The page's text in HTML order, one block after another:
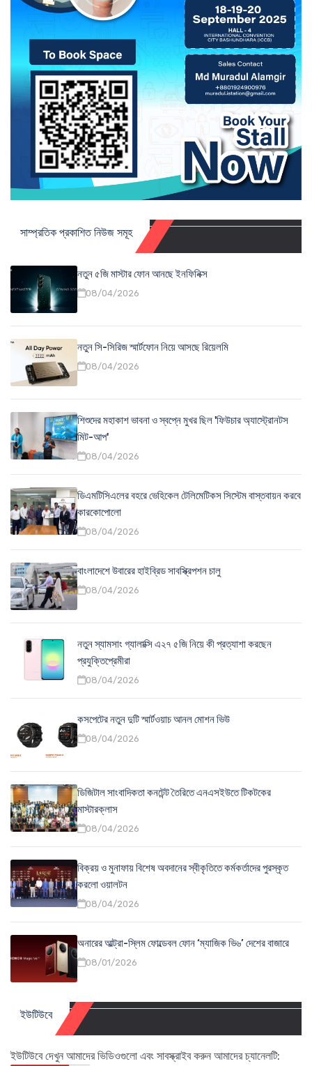
সাম্প্রতিক প্রকাশিত নিউজ সমূহ
নতুন ৫জি মাস্টার ফোন আনছে ইনফিনিক্স
08/04/2026
নতুন সি-সিরিজ স্মার্টফোন নিয়ে আসছে রিয়েলমি
08/04/2026
শিশুদের মহাকাশ ভাবনা ও স্বপ্নে মুখর ছিল 'ফিউচার অ্যাস্ট্রোনটস
মিট-আপ'
08/04/2026
ডিএমটিসিএলের বহরে ভেহিকেল টেলিমেটিকস সিস্টেম বাস্তবায়ন করবে
কারকোপোলো
08/04/2026
বাংলাদেশে উবারের হাইব্রিড সাবস্ক্রিপশন চালু
08/04/2026
নতুন স্যামসাং গ্যালাক্সি এ২৭ ৫জি নিয়ে কী প্রত্যাশা করছেন
প্রযুক্তিপ্রেমীরা
08/04/2026
কসপেটের নতুন দুটি স্মার্টওয়াচ আনল মোশন ভিউ
08/04/2026
ডিজিটাল সাংবাদিকতা কনটেন্ট তৈরিতে এনএসইউতে টিকটকের
মাস্টারক্লাস
08/04/2026
বিক্রয় ও মুনাফায় বিশেষ অবদানের স্বীকৃতিতে কর্মকর্তাদের পুরস্কৃত
করলো ওয়ালটন
08/04/2026
অনারের আল্ট্রা-স্লিম ফোল্ডেবল ফোন ‘ম্যাজিক ভি৬’ দেশের বাজারে
08/01/2026
ইউটিউবে
ইউটিউবে দেখুন আমাদের ভিডিওগুলো এবং সাবস্ক্রাইব করুন আমাদের চ্যানেলটি: